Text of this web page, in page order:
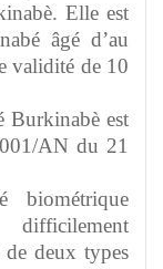
Elle est
âgé d’au
validité de 10
Burkinabè est
AN du 21
biométrique
deux types